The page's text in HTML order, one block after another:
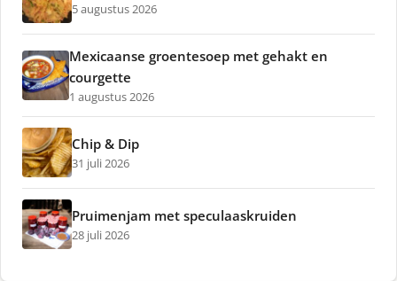
5 augustus 2026
Mexicaanse groentesoep met gehakt en
courgette
1 augustus 2026
Chip & Dip
31 juli 2026
Pruimenjam met speculaaskruiden
28 juli 2026